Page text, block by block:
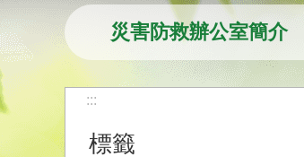
災害防救辦公室簡介
:::
標籤